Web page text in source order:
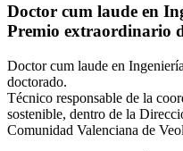
Doctor cum laude en
Premio extraordinario
Doctor cum laude en
doctorado.
Técnico responsable de la
sostenible, dentro de la
Comunidad Valenciana de